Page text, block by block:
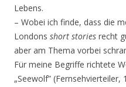
Lebens.
– Wobei ich finde, dass die
Londons short stories recht
aber am Thema vorbei
Für meine Begriffe richtete
„Seewolf”